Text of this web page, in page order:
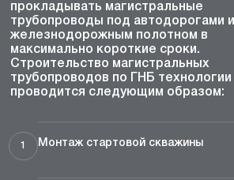
прокладывать магистральные
трубопроводы под автодорогами и
железнодорожным полотном в
максимально короткие сроки.
Строительство магистральных
трубопроводов по ГНБ технологии
проводится следующим образом:
1 Монтаж стартовой скважины